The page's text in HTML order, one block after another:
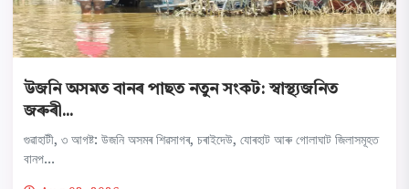
উজনি অসমত বানৰ পাছত নতুন সংকট: স্বাস্থ্যজনিত
জৰুৰী...
গুৱাহাটী, ৩ আগষ্ট: উজনি অসমৰ শিৱসাগৰ, চৰাইদেউ, যোৰহাট আৰু গোলাঘাট জিলাসমূহত
বানপ...